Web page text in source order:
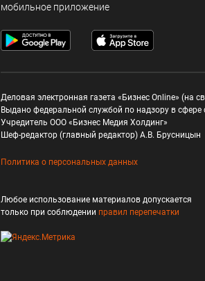
мобильное приложение
Деловая электронная газета «Бизнес Online»
Выдано федеральной службой по надзору в
Учредитель ООО «Бизнес Медия Холдинг»
Шеф-редактор (главный редактор) А.В. Брусницын
Политика о персональных данных
Любое использование материалов допускается
только при соблюдении правил перепечатки